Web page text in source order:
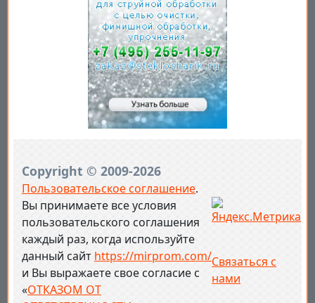
Copyright © 2009-2026
Пользовательское соглашение.
Вы принимаете все условия
пользовательского соглашения
каждый раз, когда используйте
данный сайт https://mirprom.com/
и Вы выражаете свое согласие с
«ОТКАЗОМ ОТ
Связаться с
нами